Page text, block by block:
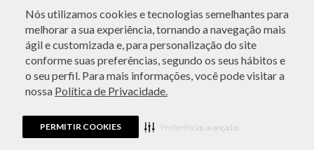
Nós utilizamos cookies e tecnologias semelhantes para
melhorar a sua experiência, tornando a navegação mais
ágil e customizada e, para personalização do site
conforme suas preferências, segundo os seus hábitos e
o seu perfil. Para mais informações, você pode visitar a
nossa Política de Privacidade.
PERMITIR COOKIES Preferências avançadas
VALOR DAS PEÇAS SELECIONADAS:
R$ 519,20
SHOP NOW